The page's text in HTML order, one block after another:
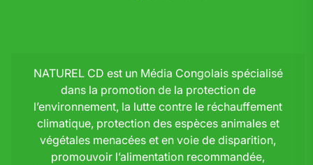
NATUREL CD est un Média Congolais spécialisé
dans la promotion de la protection de
l’environnement, la lutte contre le réchauffement
climatique, protection des espèces animales et
végétales menacées et en voie de disparition,
promouvoir l’alimentation recommandée,